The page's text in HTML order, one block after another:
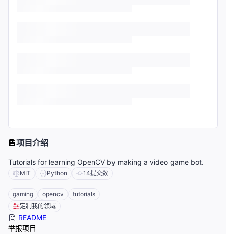
项目介绍
Tutorials for learning OpenCV by making a video game bot.
MIT Python 14提交数
gaming opencv
tutorials
定制我的领域
README
举报项目